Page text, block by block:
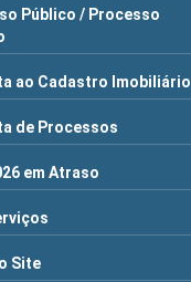
Público / Processo
ao Cadastro Imobiliário
de Processos
em Atraso
Site